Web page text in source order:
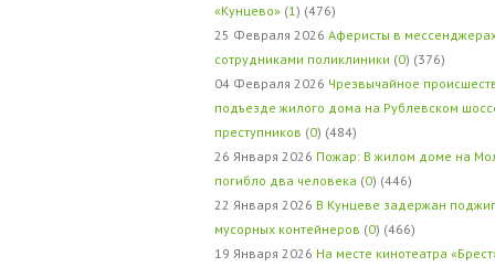
«Кунцево» (1 ) (476)
25 Февраля 2026 Аферисты в
сотрудниками поликлиники (0) (376)
04 Февраля 2026 Чрезвычайное
подъезде жилого дома на Рублевском
преступников (0) (484)
26 Января 2026 Пожар: В жилом доме на
погибло два человека (0) (446)
22 Января 2026 В Кунцеве задержан
мусорных контейнеров (0) (466)
19 Января 2026 На месте кинотеатра